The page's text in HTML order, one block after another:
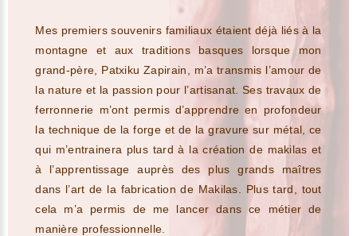
Mes premiers souvenirs familiaux étaient déjà liés à la
montagne et aux traditions basques lorsque mon
grand-père, Patxiku Zapirain, m’a transmis l’amour de
la nature et la passion pour l’artisanat. Ses travaux de
ferronnerie m’ont permis d’apprendre en profondeur
la technique de la forge et de la gravure sur métal, ce
qui m’entrainera plus tard à la création de makilas et
à l’apprentissage auprès des plus grands maîtres
dans l’art de la fabrication de Makilas. Plus tard, tout
cela m’a permis de me lancer dans ce métier de
manière professionnelle.